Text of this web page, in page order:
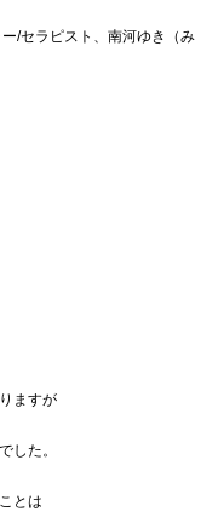
/セラピスト、南河ゆき（み
ますが
した。
とは